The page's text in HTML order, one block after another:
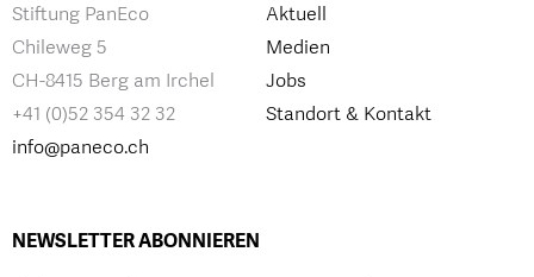
Stiftung PanEco
Chileweg 5
CH-8415 Berg am Irchel
+41 (0)52 354 32 32
info@paneco.ch
Aktuell
Medien
Jobs
Standort & Kontakt
NEWSLETTER ABONNIEREN